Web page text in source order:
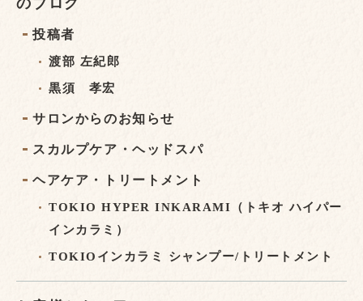
のブログ
投稿者
渡部 左紀郎
黒須 孝宏
サロンからのお知らせ
スカルプケア・ヘッドスパ
ヘアケア・トリートメント
TOKIO HYPER INKARAMI（トキオ ハイパー
インカラミ）
TOKIOインカラミ シャンプー/トリートメント